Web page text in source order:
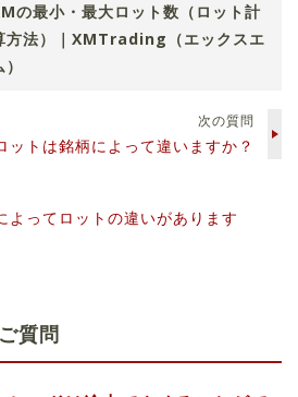
の最小・最大ロット数（ロット計
方法）｜XMTrading（エックスエ
よってロットの違いがあります
次の質問
ットは銘柄によって違いますか？
質問